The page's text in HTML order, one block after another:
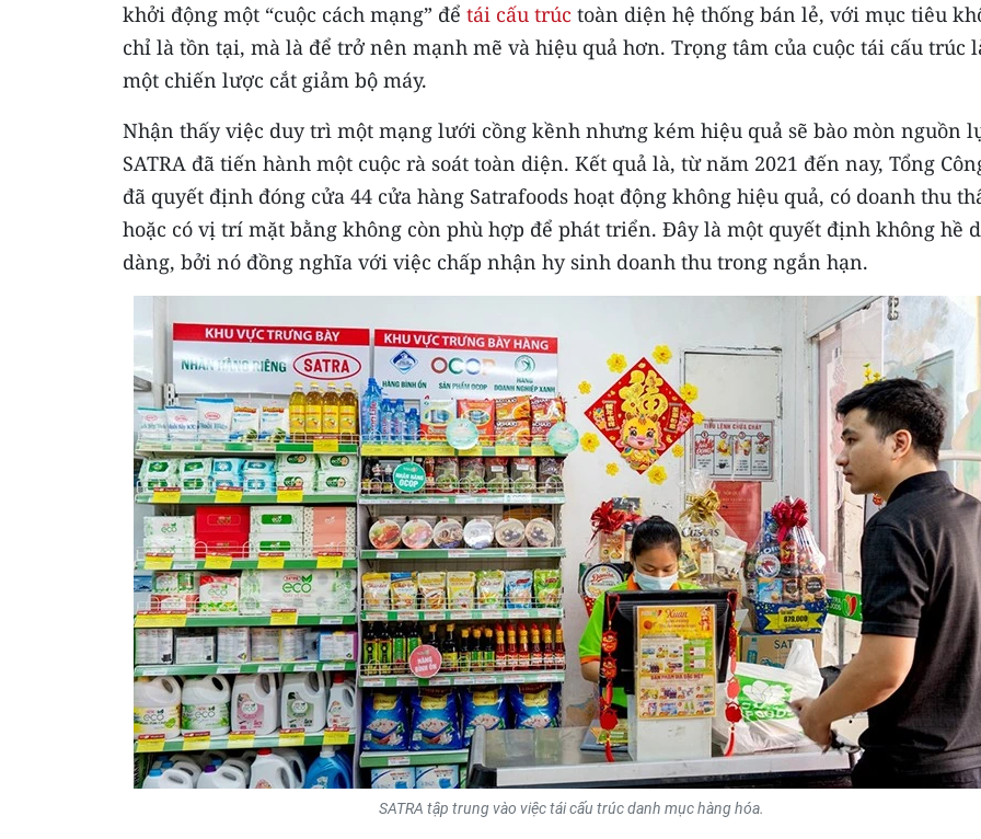
khởi động một “cuộc cách mạng” để tái cấu trúc toàn diện hệ thống bán lẻ, với mục tiêu
chỉ là tồn tại, mà là để trở nên mạnh mẽ và hiệu quả hơn. Trọng tâm của cuộc tái cấu trúc
một chiến lược cắt giảm bộ máy.
Nhận thấy việc duy trì một mạng lưới cồng kềnh nhưng kém hiệu quả sẽ bào mòn nguồn
SATRA đã tiến hành một cuộc rà soát toàn diện. Kết quả là, từ năm 2021 đến nay, Tổng
đã quyết định đóng cửa 44 cửa hàng Satrafoods hoạt động không hiệu quả, có doanh thu
hoặc có vị trí mặt bằng không còn phù hợp để phát triển. Đây là một quyết định không hề
dàng, bởi nó đồng nghĩa với việc chấp nhận hy sinh doanh thu trong ngắn hạn.
SATRA tập trung vào việc tái cấu trúc danh mục hàng hóa.